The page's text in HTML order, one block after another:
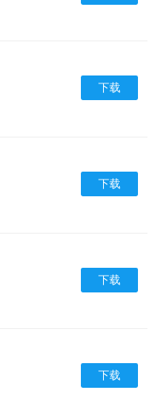
下载
下载
下载
下载